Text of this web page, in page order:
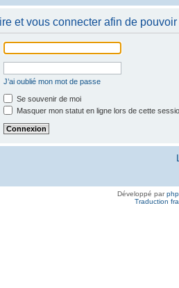
et vous connecter afin de
J’ai oublié mon mot de passe
Se souvenir de moi
Masquer mon statut en ligne lors de cette
Développé par
Traduction